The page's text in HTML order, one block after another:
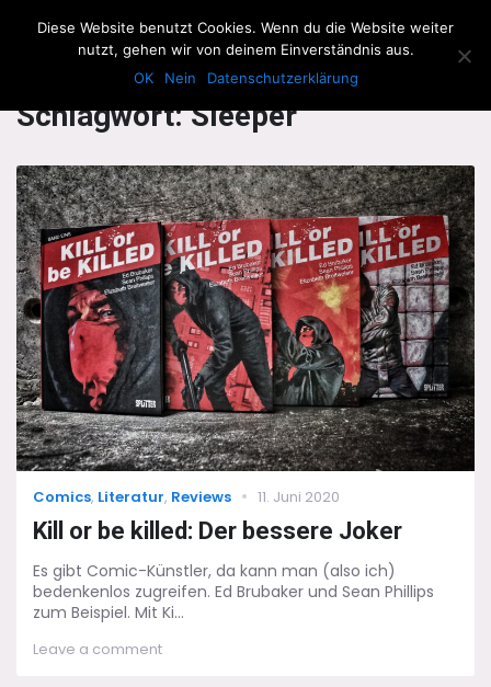
The Howling Men
Schlagwort:Sleeper
Categories
Comics, Literatur, Reviews
Posted
11. Juni 2020
Kill or be killed: Der bessere Joker
Es gibt Comic-Künstler, da kann man (also ich)
bedenkenlos zugreifen. Ed Brubaker und Sean Phillips
zum Beispiel. Mit Ki...
Leave a commenton
Diese Website benutzt Cookies. Wenn du die Website weiter
nutzt, gehen wir von deinem Einverständnis aus.
OK
Nein Datenschutzerklärung